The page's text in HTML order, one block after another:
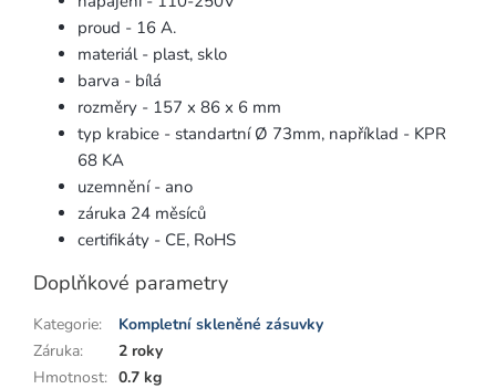
proud - 16 A.
materiál - plast, sklo
barva - bílá
rozměry - 157 x 86 x 6 mm
typ krabice - standartní Ø 73mm, například - KPR
68 KA
uzemnění - ano
záruka 24 měsíců
certifikáty - CE, RoHS
Doplňkové parametry
Kategorie:
Kompletní skleněné zásuvky
Záruka:
2 roky
Hmotnost: 0.7 kg